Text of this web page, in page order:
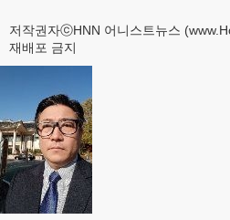
저작권자ⓒHNN 어니스트뉴스
재배포 금지